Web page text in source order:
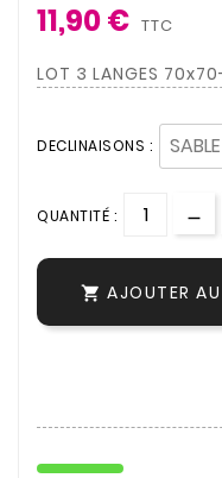
11,90 € TTC
LOT 3 LANGES
DECLINAISONS :
QUANTITÉ :
 AJOUTER